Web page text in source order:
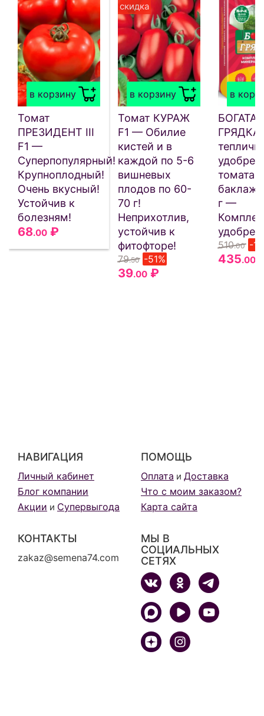
в корзину
Томат
ПРЕЗИДЕНТ III
F1 —
Суперпопулярный!
Крупноплодный!
Очень вкусный!
Устойчив к
болезням!
68.00 ₽
в корзину
скидка
Томат КУРАЖ
F1 — Обилие
кистей и в
каждой по 5-6
вишневых
плодов по 60-
70 г!
Неприхотлив,
устойчив к
фитофторе!
79.50 -51%
39.00 ₽
в
БОГАТАЯ
ГРЯДКА
томата,
г —
510.00 -
435.00
НАВИГАЦИЯ
Личный кабинет
Блог компании
Акции и Супервыгода
ПОМОЩЬ
Оплата и Доставка
Что с моим заказом?
Карта сайта
КОНТАКТЫ
zakaz@semena74.com
МЫ В
СОЦИАЛЬНЫХ
СЕТЯХ